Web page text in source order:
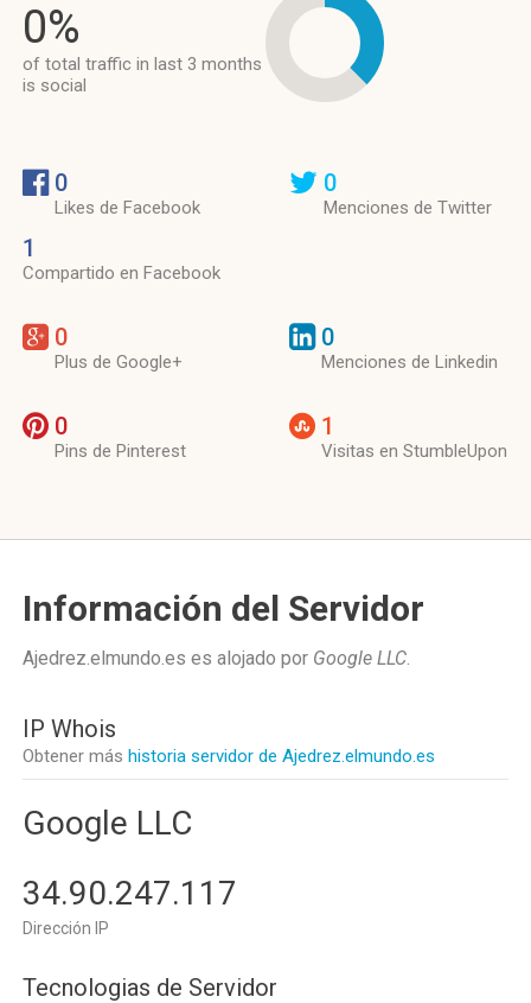
0%
of total traffic in last 3 months
is social
0
Likes de Facebook
1
Compartido en Facebook
0
Menciones de Twitter
0
Plus de Google+
0
Menciones de Linkedin
0
Pins de Pinterest
1
Visitas en StumbleUpon
Información del Servidor
Ajedrez.elmundo.es es alojado por Google LLC.
IP Whois
Obtener más historia servidor de Ajedrez.elmundo.es
Google LLC
34.90.247.117
Dirección IP
Tecnologias de Servidor